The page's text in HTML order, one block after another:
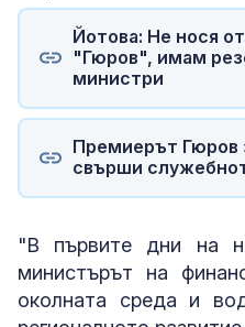
Йотова: Не нося
"Гюров", имам
министри
Премиерът Гюров
свърши
"В първите дни на
министърът на
околната среда и